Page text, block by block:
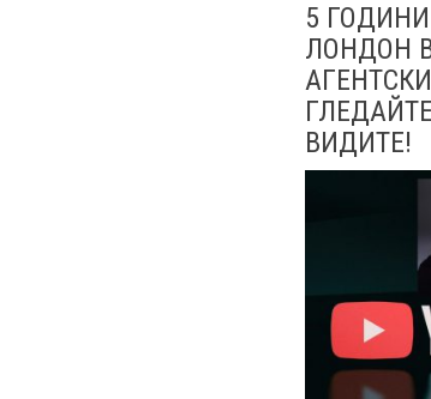
5
ЛОНДОН
ВИДИТЕ!